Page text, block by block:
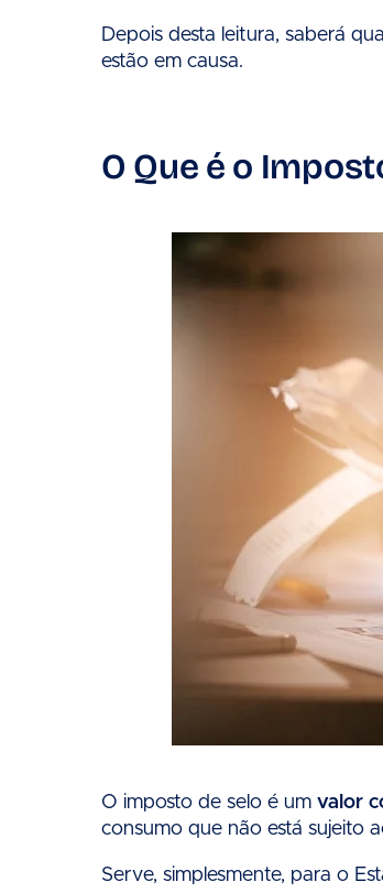
Depois desta leitura, saberá
estão em causa.
O Que é o
O imposto de selo é um valor
consumo que não está sujeito
Serve, simplesmente, para o